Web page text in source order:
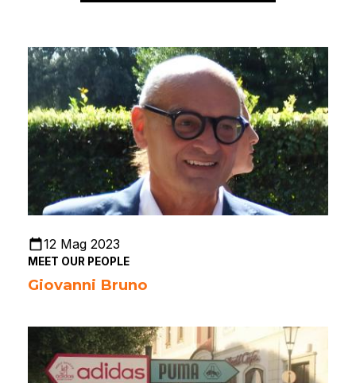
12 Mag 2023
MEET OUR PEOPLE
Giovanni Bruno